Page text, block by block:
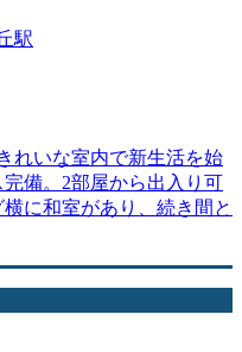
駅
れいな室内で新生活を始
備。2部屋から出入り可
に和室があり、続き間と